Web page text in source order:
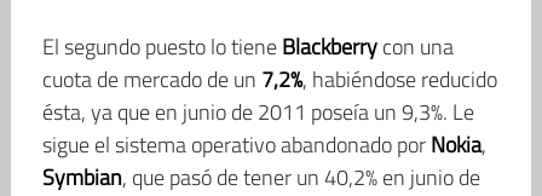
El segundo puesto lo tieneBlackberrycon una
cuota de mercado de un 7,2%, habiéndose reducido
ésta, ya que en junio de 2011 poseía un 9,3%. Le
sigue el sistema operativo abandonado porNokia,
Symbian, que pasó de tener un 40,2% en junio de